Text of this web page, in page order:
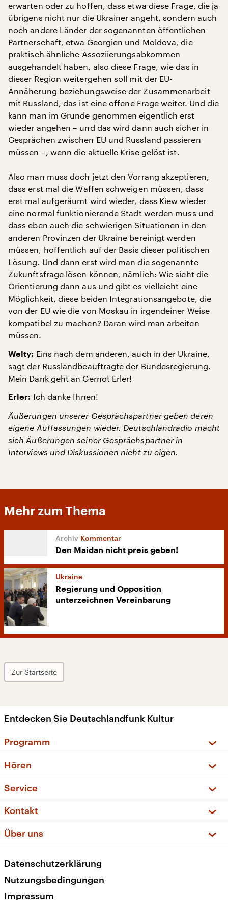
erwarten oder zu hoffen, dass etwa diese Frage, die ja
übrigens nicht nur die Ukrainer angeht, sondern auch
noch andere Länder der sogenannten öffentlichen
Partnerschaft, etwa Georgien und Moldova, die
praktisch ähnliche Assoziierungsabkommen
ausgehandelt haben, also diese Frage, wie das in
dieser Region weitergehen soll mit der EU-
Annäherung beziehungsweise der Zusammenarbeit
mit Russland, das ist eine offene Frage weiter. Und die
kann man im Grunde genommen eigentlich erst
wieder angehen – und das wird dann auch sicher in
Gesprächen zwischen EU und Russland passieren
müssen –, wenn die aktuelle Krise gelöst ist.
Also man muss doch jetzt den Vorrang akzeptieren,
dass erst mal die Waffen schweigen müssen, dass
erst mal aufgeräumt wird wieder, dass Kiew wieder
eine normal funktionierende Stadt werden muss und
dass eben auch die schwierigen Situationen in den
anderen Provinzen der Ukraine bereinigt werden
müssen, hoffentlich auf der Basis dieser politischen
Lösung. Und dann erst wird man die sogenannte
Zukunftsfrage lösen können, nämlich: Wie sieht die
Orientierung dann aus und gibt es vielleicht eine
Möglichkeit, diese beiden Integrationsangebote, die
von der EU wie die von Moskau in irgendeiner Weise
kompatibel zu machen? Daran wird man arbeiten
müssen.
Welty: Eins nach dem anderen, auch in der Ukraine,
sagt der Russlandbeauftragte der Bundesregierung.
Mein Dank geht an Gernot Erler!
Erler: Ich danke Ihnen!
Äußerungen unserer Gesprächspartner geben deren
eigene Auffassungen wieder. Deutschlandradio macht
sich Äußerungen seiner Gesprächspartner in
Interviews und Diskussionen nicht zu eigen.
Mehr zum Thema
Kommentar
Den Maidan nicht preis geben!
Ukraine
Regierung und Opposition
unterzeichnen Vereinbarung
Zur Startseite
Entdecken Sie Deutschlandfunk Kultur
Programm
Sendungen und Podcasts
Musikliste
Kakadu – Das Kinderprogramm
Hören
Frequenzen (UKW + DAB+)
Service
FAQ
Apps
Newsletter
Veranstaltungen
Kontakt
Social Media
Über uns
Presse
Karriere
Datenschutzerklärung
Nutzungsbedingungen
Impressum